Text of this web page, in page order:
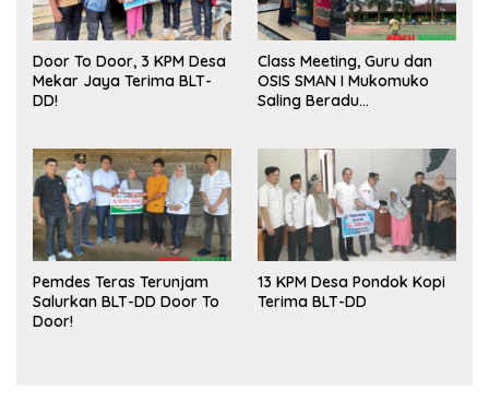
Door To Door, 3 KPM Desa
Mekar Jaya Terima BLT-
DD!
Class Meeting, Guru dan
OSIS SMAN I Mukomuko
Saling Beradu
Pemdes Teras Terunjam
Salurkan BLT-DD Door To
Door!
13 KPM Desa Pondok Kopi
Terima BLT-DD